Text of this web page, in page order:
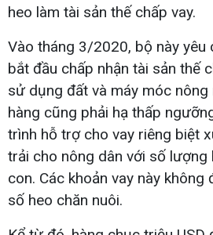
heo làm tài sản thế chấp vay.
Vào tháng 3/2020, bộ này yêu
bắt đầu chấp nhận tài sản thế
sử dụng đất và máy móc nông
hàng cũng phải hạ thấp
trình hỗ trợ cho vay riêng biệt
trải cho nông dân với số lượng
con. Các khoản vay này
số heo chăn nuôi.